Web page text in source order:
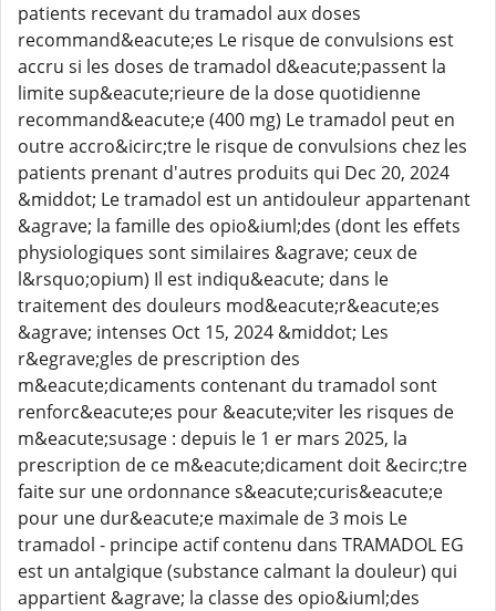
patients recevant du tramadol aux doses
recommand&eacute;es Le risque de convulsions est
accru si les doses de tramadol d&eacute;passent la
limite sup&eacute;rieure de la dose quotidienne
recommand&eacute;e (400 mg) Le tramadol peut en
outre accro&icirc;tre le risque de convulsions chez les
patients prenant d'autres produits qui Dec 20, 2024
&middot; Le tramadol est un antidouleur appartenant
&agrave; la famille des opio&iuml;des (dont les effets
physiologiques sont similaires &agrave; ceux de
l&rsquo;opium) Il est indiqu&eacute; dans le
traitement des douleurs mod&eacute;r&eacute;es
&agrave; intenses Oct 15, 2024 &middot; Les
r&egrave;gles de prescription des
m&eacute;dicaments contenant du tramadol sont
renforc&eacute;es pour &eacute;viter les risques de
m&eacute;susage : depuis le 1 er mars 2025, la
prescription de ce m&eacute;dicament doit &ecirc;tre
faite sur une ordonnance s&eacute;curis&eacute;e
pour une dur&eacute;e maximale de 3 mois Le
tramadol - principe actif contenu dans TRAMADOL EG
est un antalgique (substance calmant la douleur) qui
appartient &agrave; la classe des opio&iuml;des